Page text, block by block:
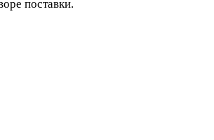
поставки.